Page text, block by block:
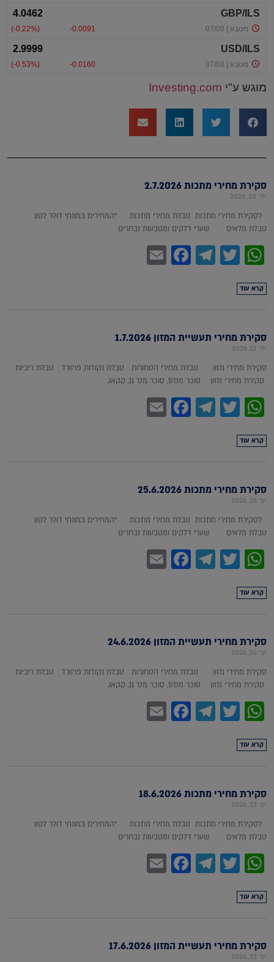
מוגש ע"י Investing.com
סקירת מחירי מתכות 2.7.2026
יולי 20, 2026
לסקירת מחירי מתכות טבלת מחירי מתכות *המחירים במונחי דולר לטון
טבלת מלאים שערי דלקים ומטבעות נבחרים
WhatsApp
Twitter
Telegram
Facebook
קרא עוד
סקירת מחירי תעשיית המזון 1.7.2026
יולי 13, 2026
סקירת מחירי מזון טבלת מחירי הסחורות טבלת נקודות פרוורד טבלת ריביות
סקירת מחירי מזון סוכר מס'5, סוכר מס' 11, קקאו,
WhatsApp
Twitter
Telegram
Facebook
קרא עוד
סקירת מחירי מתכות 25.6.2026
יוני 28, 2026
לסקירת מחירי מתכות טבלת מחירי מתכות *המחירים במונחי דולר לטון
טבלת מלאים שערי דלקים ומטבעות נבחרים
WhatsApp
Twitter
Telegram
Facebook
קרא עוד
סקירת מחירי תעשיית המזון 24.6.2026
יוני 24, 2026
סקירת מחירי מזון טבלת מחירי הסחורות טבלת נקודות פרוורד טבלת ריביות
סקירת מחירי מזון סוכר מס'5, סוכר מס' 11, קקאו,
WhatsApp
Twitter
Telegram
Facebook
קרא עוד
סקירת מחירי מתכות 18.6.2026
יוני 23, 2026
לסקירת מחירי מתכות טבלת מחירי מתכות *המחירים במונחי דולר לטון
טבלת מלאים שערי דלקים ומטבעות נבחרים
WhatsApp
Twitter
Telegram
Facebook
קרא עוד
סקירת מחירי תעשיית המזון 17.6.2026
יוני 23, 2026